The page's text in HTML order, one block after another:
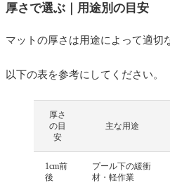
厚さで選ぶ｜用途別の目安
マットの厚さは用途によって適切
以下の表を参考にしてください。
厚さ
の目
安
主な用途
1cm前
後
プール下の緩衝
材・軽作業